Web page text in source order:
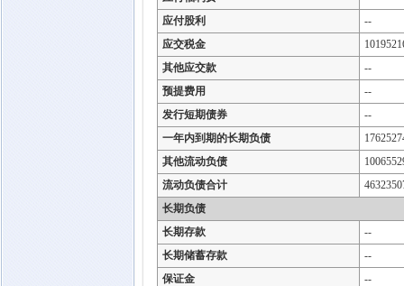
应付股利
--
应交税金
其他应交款
--
预提费用
--
发行短期债券
--
一年内到期的长期负债
其他流动负债
流动负债合计
长期负债
长期存款
--
长期储蓄存款
--
保证金
--